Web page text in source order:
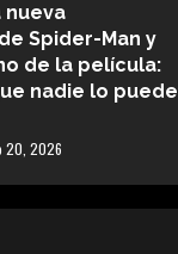
nueva
Spider-Man y
de la película:
nadie lo puede
20, 2026